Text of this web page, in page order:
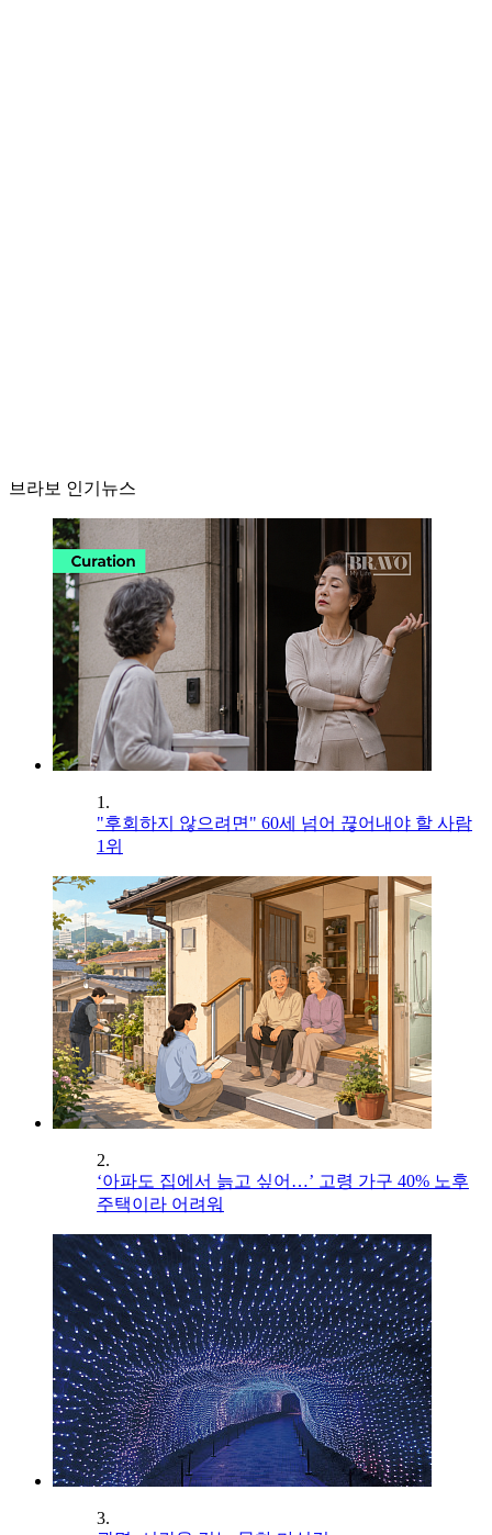
브라보 인기뉴스
1.
"후회하지 않으려면" 60세 넘어 끊어내야 할 사람
1위
2.
‘아파도 집에서 늙고 싶어…’ 고령 가구 40% 노후
주택이라 어려워
3.